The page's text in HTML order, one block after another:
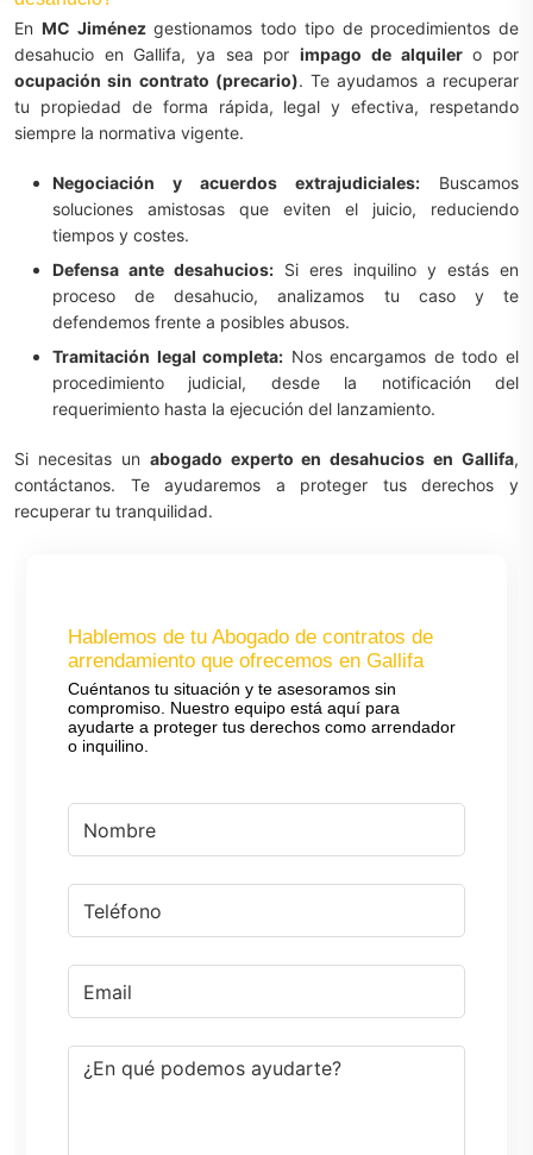
En MC Jiménezgestionamos todo tipo de procedimientos de
desahucio en Gallifa, ya sea porimpago de alquilero por
ocupación sin contrato (precario). Te ayudamos a recuperar
tu propiedad de forma rápida, legal y efectiva, respetando
siempre la normativa vigente.
Negociación y acuerdos extrajudiciales: Buscamos
soluciones amistosas que eviten el juicio, reduciendo
tiempos y costes.
Defensa ante desahucios: Si eres inquilino y estás en
proceso de desahucio, analizamos tu caso y te
defendemos frente a posibles abusos.
Tramitación legal completa: Nos encargamos de todo el
procedimiento judicial, desde la notificación del
requerimiento hasta la ejecución del lanzamiento.
Si necesitas un abogado experto en desahucios en Gallifa,
contáctanos. Te ayudaremos a proteger tus derechos y
recuperar tu tranquilidad.
Hablemos de tu Abogado de contratos de
arrendamiento que ofrecemos en Gallifa
Cuéntanos tu situación y te asesoramos sin
compromiso. Nuestro equipo está aquí para
ayudarte a proteger tus derechos como arrendador
o inquilino.